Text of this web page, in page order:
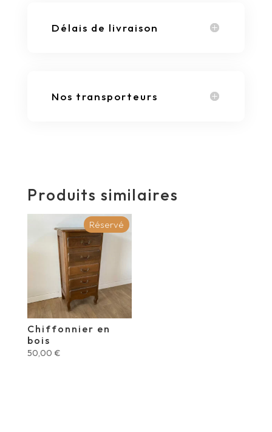
Délais de livraison
Nos transporteurs
Produits similaires
Réservé
Chiffonnier en
bois
50,00 €